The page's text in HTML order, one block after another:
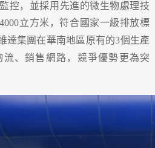
控，並採用先進的微生物處理技
4000立方米，符合國家一級排放標
達集團在華南地區原有的3個生產
、銷售網路，競爭優勢更為突